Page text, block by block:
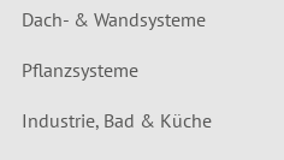
Dach- & Wandsysteme
Pflanzsysteme
Industrie, Bad & Küche